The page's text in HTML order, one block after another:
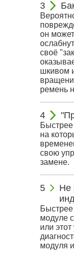
он
своё
шкивом
ремень
на
свою
замене.
Не
модуле
или
модуля